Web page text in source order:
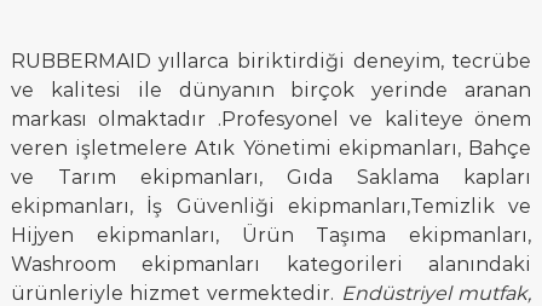
RUBBERMAID yıllarca biriktirdiği deneyim, tecrübe
ve kalitesi ile dünyanın birçok yerinde aranan
markası olmaktadır .Profesyonel ve kaliteye önem
veren işletmelere Atık Yönetimi ekipmanları, Bahçe
ve Tarım ekipmanları, Gıda Saklama kapları
ekipmanları, İş Güvenliği ekipmanları,Temizlik ve
Hijyen ekipmanları, Ürün Taşıma ekipmanları,
Washroom ekipmanları kategorileri alanındaki
ürünleriyle hizmet vermektedir. Endüstriyel mutfak,